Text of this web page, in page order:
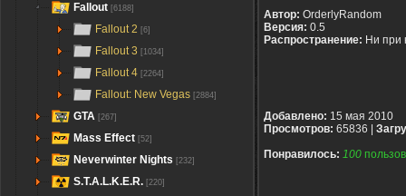
Fallout [6188]
Fallout 2 [6]
Fallout 3 [1034]
Fallout 4 [2264]
Fallout: New Vegas [2884]
GTA [267]
Mass Effect [52]
Neverwinter Nights [232]
S.T.A.L.K.E.R. [220]
Автор: OrderlyRandom
Версия: 0.5
Распространение: Ни при
Добавлено: 15 мая 2010
Просмотров: 65836 |
Понравилось: 100